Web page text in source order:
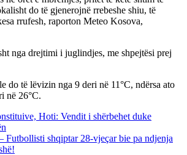
do të gjenerojnë rrebeshe shiu, të
rrufesh, raporton Meteo Kosova,
nga drejtimi i juglindjes, me shpejtësi prej
do të lëvizin nga 9 deri në 11°C, ndërsa ato
në 26°C.
Hoti: Vendit i shërbehet duke
Futbollisti shqiptar 28-vjeçar bie pa ndjenja